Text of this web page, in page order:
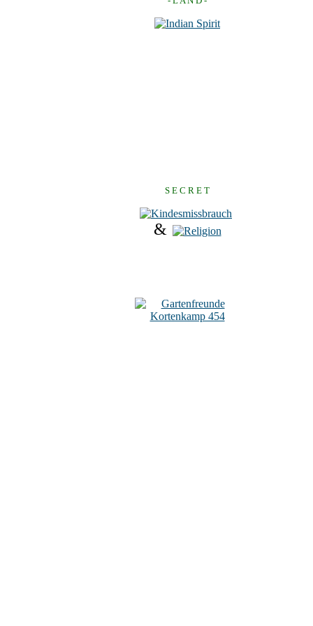
S E C R E T
&